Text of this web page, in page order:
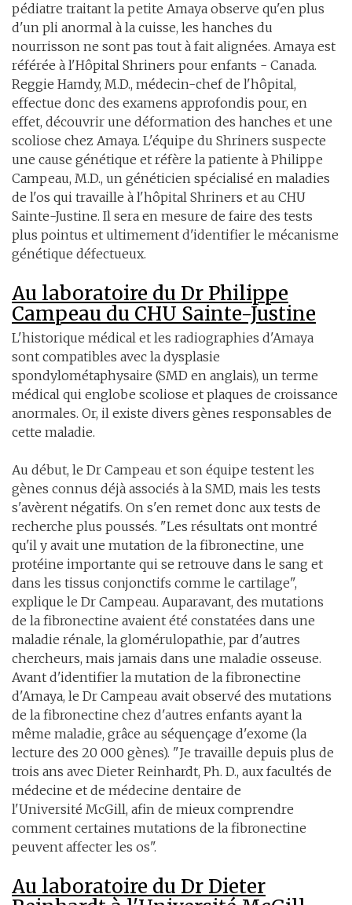
pédiatre traitant la petite Amaya observe qu'en plus
d'un pli anormal à la cuisse, les hanches du
nourrisson ne sont pas tout à fait alignées. Amaya est
référée à l'Hôpital Shriners pour enfants - Canada.
Reggie Hamdy, M.D., médecin-chef de l'hôpital,
effectue donc des examens approfondis pour, en
effet, découvrir une déformation des hanches et une
scoliose chez Amaya. L'équipe du Shriners suspecte
une cause génétique et réfère la patiente à Philippe
Campeau, M.D., un généticien spécialisé en maladies
de l'os qui travaille à l'hôpital Shriners et au CHU
Sainte-Justine. Il sera en mesure de faire des tests
plus pointus et ultimement d'identifier le mécanisme
génétique défectueux.
Au laboratoire du Dr Philippe
Campeau du CHU Sainte-Justine
L'historique médical et les radiographies d'Amaya
sont compatibles avec la dysplasie
spondylométaphysaire (SMD en anglais), un terme
médical qui englobe scoliose et plaques de croissance
anormales. Or, il existe divers gènes responsables de
cette maladie.
Au début, le Dr Campeau et son équipe testent les
gènes connus déjà associés à la SMD, mais les tests
s'avèrent négatifs. On s'en remet donc aux tests de
recherche plus poussés. "Les résultats ont montré
qu'il y avait une mutation de la fibronectine, une
protéine importante qui se retrouve dans le sang et
dans les tissus conjonctifs comme le cartilage",
explique le Dr Campeau. Auparavant, des mutations
de la fibronectine avaient été constatées dans une
maladie rénale, la glomérulopathie, par d'autres
chercheurs, mais jamais dans une maladie osseuse.
Avant d'identifier la mutation de la fibronectine
d'Amaya, le Dr Campeau avait observé des mutations
de la fibronectine chez d'autres enfants ayant la
même maladie, grâce au séquençage d'exome (la
lecture des 20 000 gènes). "Je travaille depuis plus de
trois ans avec Dieter Reinhardt, Ph. D., aux facultés de
médecine et de médecine dentaire de
l'Université McGill, afin de mieux comprendre
comment certaines mutations de la fibronectine
peuvent affecter les os".
Au laboratoire du Dr Dieter